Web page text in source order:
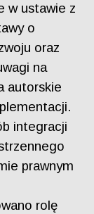
w ustawie z
o
oraz
na
autorskie
integracji
prawnym
rolę